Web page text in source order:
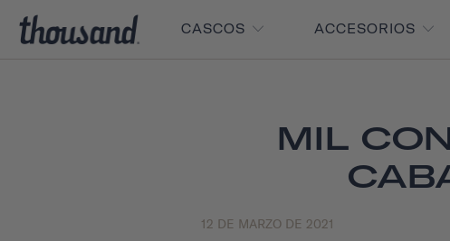
CASCOS ACCESORIOS
MIL
12 DE MARZO DE 2021